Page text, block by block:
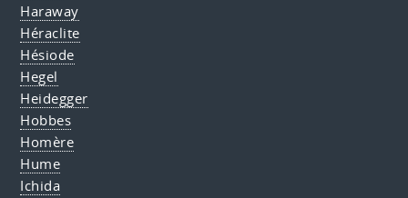
Haraway
Héraclite
Hésiode
Hegel
Heidegger
Hobbes
Homère
Hume
Ichida